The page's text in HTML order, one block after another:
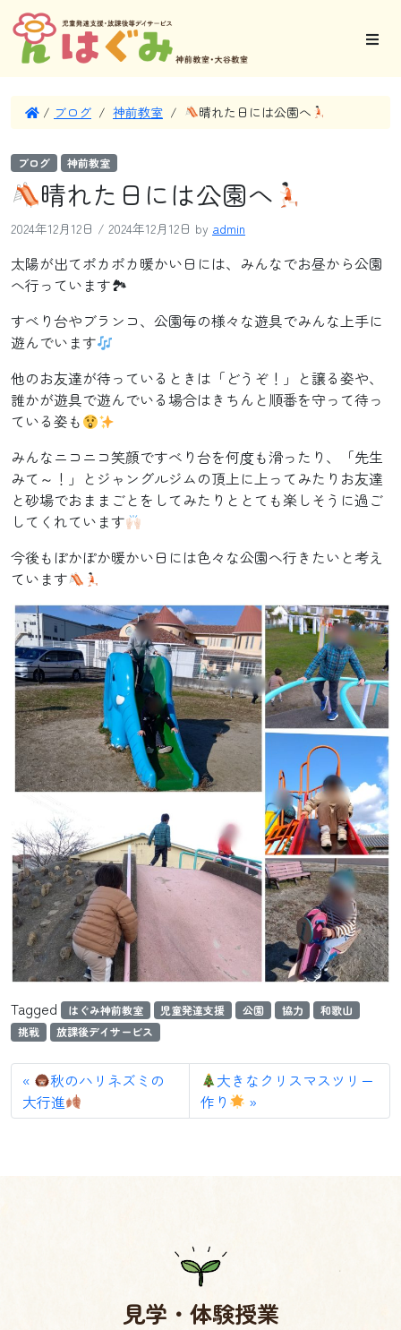
/ ブログ / 神前教室 / 晴れた日には公園へ
ブログ 神前教室
晴れた日には公園へ
2024年12月12日 / 2024年12月12日 by admin
太陽が出てポカポカ暖かい日には、みんなでお昼から公園
へ行っています🏞
すべり台やブランコ、公園毎の様々な遊具でみんな上手に
遊んでいます
他のお友達が待っているときは「どうぞ！」と譲る姿や、
誰かが遊具で遊んでいる場合はきちんと順番を守って待っ
ている姿も
みんなニコニコ笑顔ですべり台を何度も滑ったり、「先生
みて～！」とジャングルジムの頂上に上ってみたりお友達
と砂場でおままごとをしてみたりととても楽しそうに過ご
してくれています
今後もぽかぽか暖かい日には色々な公園へ行きたいと考え
ています
Tagged はぐみ神前教室 児童発達支援 公園 協力
和歌山
挑戦
放課後デイサービス
秋のハリネズミの
大行進
大きなクリスマスツリー
作り
見学・体験授業